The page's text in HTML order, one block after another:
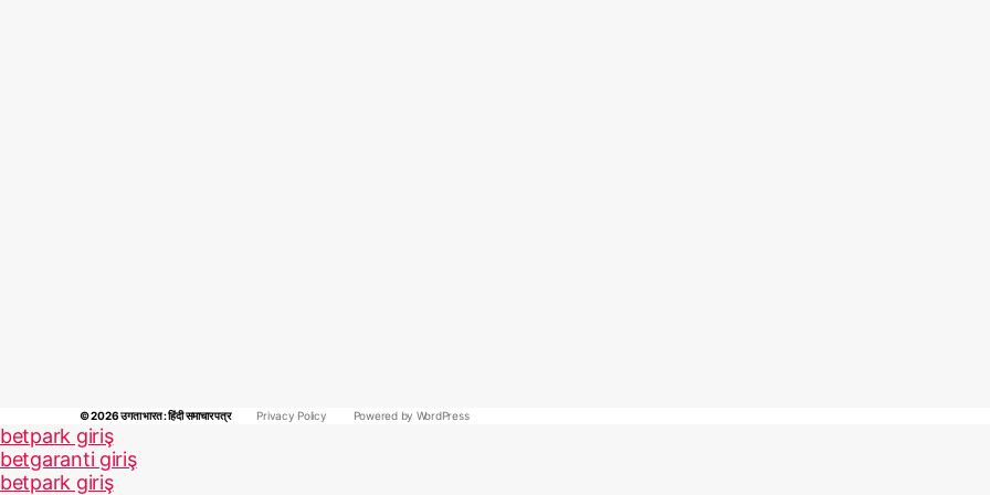
© 2026उगता भारत : हिंदी समाचार पत्र Privacy Policy Powered by WordPress
betpark giriş
betgaranti giriş
betpark giriş